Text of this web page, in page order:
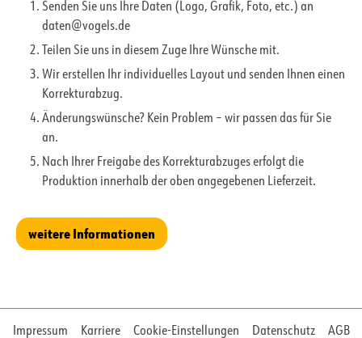
Senden Sie uns Ihre Daten (Logo, Grafik, Foto, etc.) an
daten@vogels.de
Teilen Sie uns in diesem Zuge Ihre Wünsche mit.
Wir erstellen Ihr individuelles Layout und senden Ihnen einen
Korrekturabzug.
Änderungswünsche? Kein Problem – wir passen das für Sie
an.
Nach Ihrer Freigabe des Korrekturabzuges erfolgt die
Produktion innerhalb der oben angegebenen Lieferzeit.
weitere Informationen
Impressum Karriere Cookie-Einstellungen Datenschutz AGB